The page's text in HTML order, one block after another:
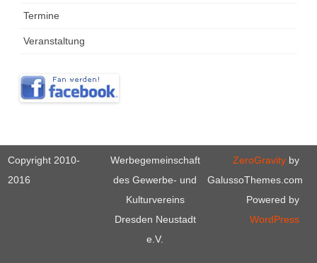
Termine
Veranstaltung
Copyright 2010-
2016
Werbegemeinschaft
des Gewerbe- und
Kulturvereins
Dresden Neustadt
e.V.
ZeroGravityby
GalussoThemes.com
Powered by
WordPress